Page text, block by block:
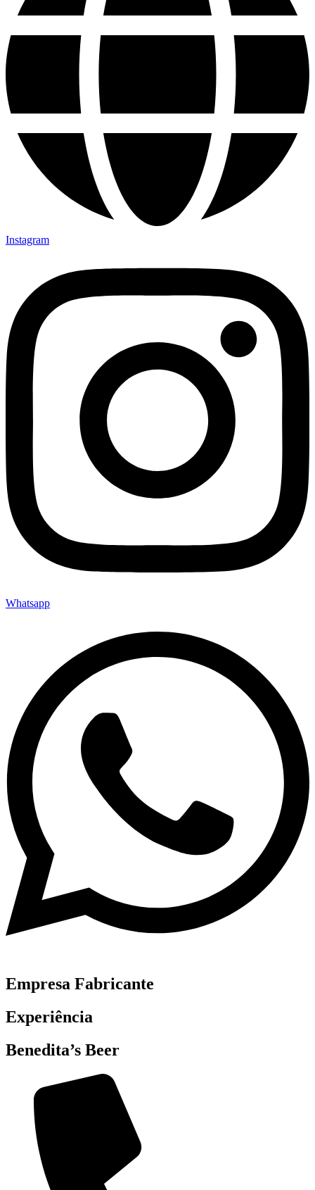
Instagram
Whatsapp
Empresa Fabricante
Experiência
Benedita’s Beer